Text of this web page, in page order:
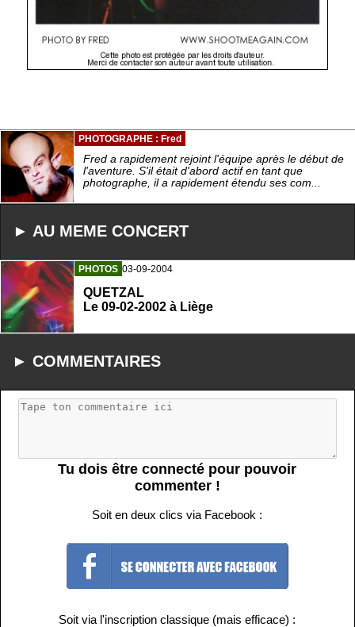
PHOTOGRAPHE : Fred
Fred a rapidement rejoint l'équipe après le début de
l'aventure. S'il était d'abord actif en tant que
photographe, il a rapidement étendu ses com...
► AU MEME CONCERT
PHOTOS 03-09-2004
QUETZAL
Le 09-02-2002 à Liège
► COMMENTAIRES
Tu dois être connecté pour pouvoir
commenter !
Soit en deux clics via Facebook :
Soit via l'inscription classique (mais efficace) :